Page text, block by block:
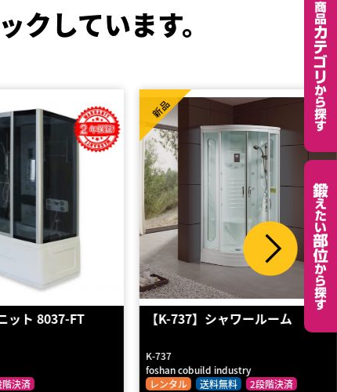
クしています。
ャワールーム
無料
【K-713】シャワールーム
K-713
foshan cobuild industry
レンタル
送料無料 2段階決済
新品